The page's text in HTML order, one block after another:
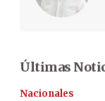
Últimas
Nacionales